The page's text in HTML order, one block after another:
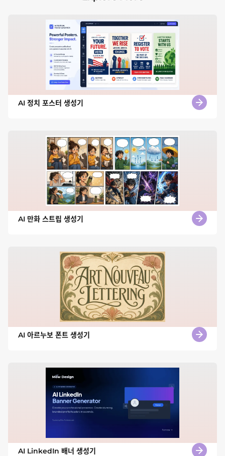
AI 정치 포스터 생성기
AI 만화 스트립 생성기
AI 아르누보 폰트 생성기
AI LinkedIn 배너 생성기